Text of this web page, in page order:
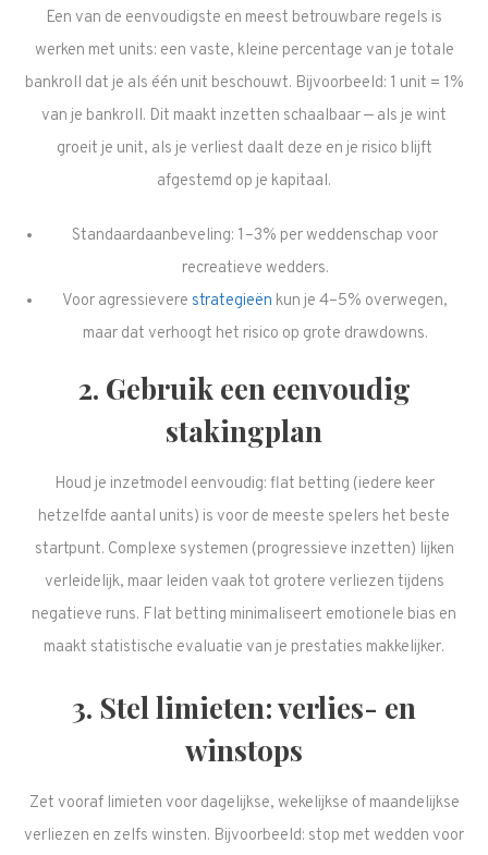
Een van de eenvoudigste en meest betrouwbare regels is
werken met units: een vaste, kleine percentage van je totale
bankroll dat je als één unit beschouwt. Bijvoorbeeld: 1 unit = 1%
van je bankroll. Dit maakt inzetten schaalbaar — als je wint
groeit je unit, als je verliest daalt deze en je risico blijft
afgestemd op je kapitaal.
Standaardaanbeveling: 1–3% per weddenschap voor
recreatieve wedders.
Voor agressievere strategieën kun je 4–5% overwegen,
maar dat verhoogt het risico op grote drawdowns.
2. Gebruik een eenvoudig
stakingplan
Houd je inzetmodel eenvoudig: flat betting (iedere keer
hetzelfde aantal units) is voor de meeste spelers het beste
startpunt. Complexe systemen (progressieve inzetten) lijken
verleidelijk, maar leiden vaak tot grotere verliezen tijdens
negatieve runs. Flat betting minimaliseert emotionele bias en
maakt statistische evaluatie van je prestaties makkelijker.
3. Stel limieten: verlies- en
winstops
Zet vooraf limieten voor dagelijkse, wekelijkse of maandelijkse
verliezen en zelfs winsten. Bijvoorbeeld: stop met wedden voor